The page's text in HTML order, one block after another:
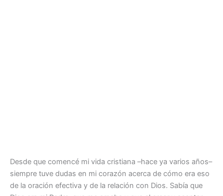
Desde que comencé mi vida cristiana –hace ya varios años–
siempre tuve dudas en mi corazón acerca de cómo era eso
de la oración efectiva y de la relación con Dios. Sabía que